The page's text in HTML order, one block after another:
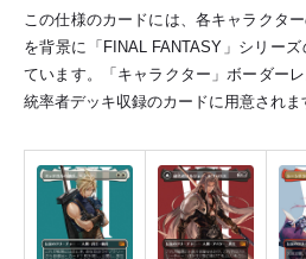
この仕様のカードには、各キャラクタ
を背景に「FINAL FANTASY」シリー
ています。「キャラクター」ボーダー
統率者デッキ収録のカードに用意されま